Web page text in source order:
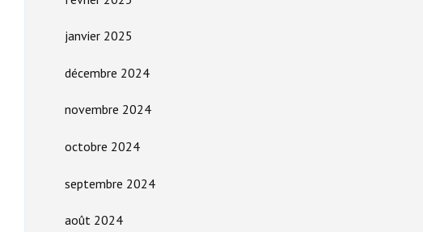
janvier 2025
décembre 2024
novembre 2024
octobre 2024
septembre 2024
août 2024